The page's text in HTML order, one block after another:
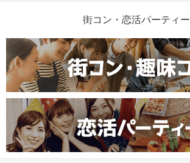
街コン・恋活パーティー